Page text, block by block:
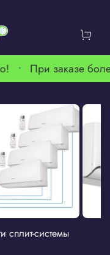
• При заказе
сплит-системы